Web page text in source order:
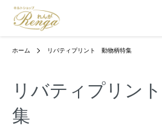
ホーム リバティプリント 動物柄特集
リバティプリン
集